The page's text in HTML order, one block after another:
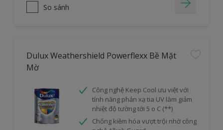
So sánh
Dulux Weathershield Powerflexx Bề Mặt
Mờ
Công nghệ Keep Cool ưu việt với
tính năng phản xạ tia UV làm giảm
nhiệt độ tường tới 5 o C (**)
Chống kiềm hóa vượt trội nhờ công